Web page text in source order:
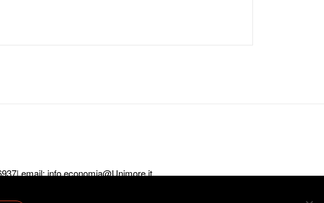
email:info.economia@Unimore.it
Metro Magazine | Sviluppato da